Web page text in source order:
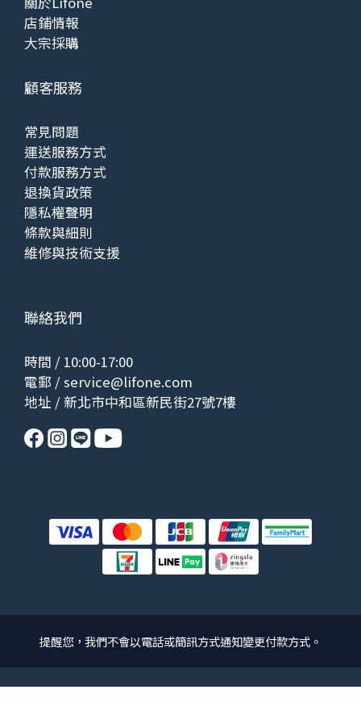
店鋪情報
大宗採購
顧客服務
常見問題
運送服務方式
付款服務方式
退換貨政策
隱私權聲明
條款與細則
維修與技術支援
聯絡我們
時間 / 10:00-17:00
電郵 /service@lifone.com
地址 / 新北市中和區新民街27號7樓
提醒您，我們不會以電話或簡訊方式通知變更付款方式。